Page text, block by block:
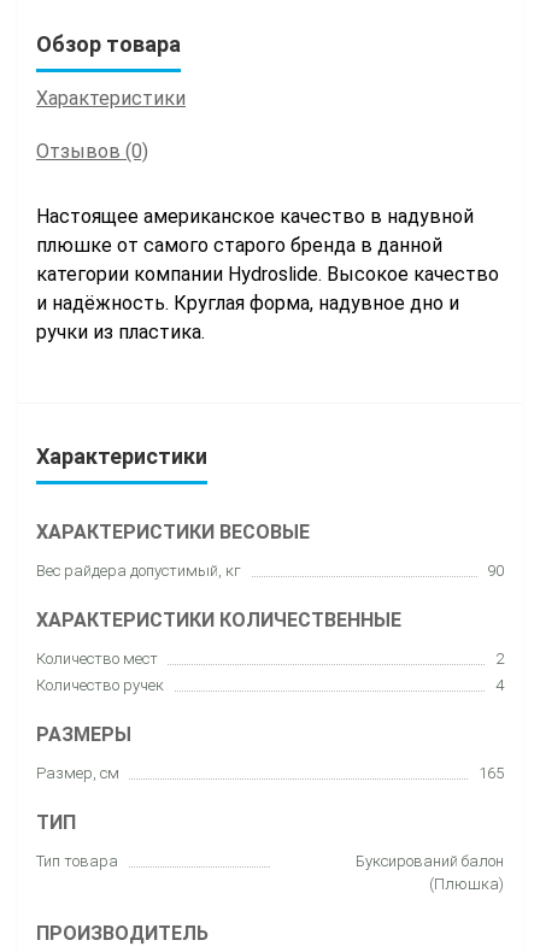
Обзор товара
Характеристики
Отзывов (0)
Настоящее американское качество в надувной
плюшке от самого старого бренда в данной
категории компании Hydroslide. Высокое качество
и надёжность. Круглая форма, надувное дно и
ручки из пластика.
Характеристики
ХАРАКТЕРИСТИКИ ВЕСОВЫЕ
Вес райдера допустимый, кг 90
ХАРАКТЕРИСТИКИ КОЛИЧЕСТВЕННЫЕ
Количество мест
2
Количество ручек
4
РАЗМЕРЫ
Размер, см 165
ТИП
Тип товара
Буксирований балон
(Плюшка)
ПРОИЗВОДИТЕЛЬ